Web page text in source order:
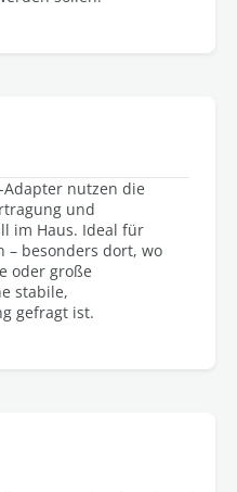
Adapter nutzen die
und
im Haus. Ideal für
– besonders dort, wo
oder große
stabile,
gefragt ist.